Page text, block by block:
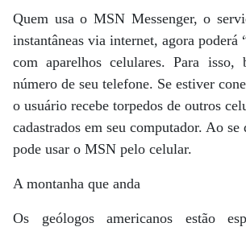
Quem usa o MSN Messenger, o
instantâneas via internet, agora poderá
com aparelhos celulares. Para isso,
número de seu telefone. Se estiver
o usuário recebe torpedos de outros
cadastrados em seu computador. Ao se
pode usar o MSN pelo celular.
A montanha que anda
Os geólogos americanos estão